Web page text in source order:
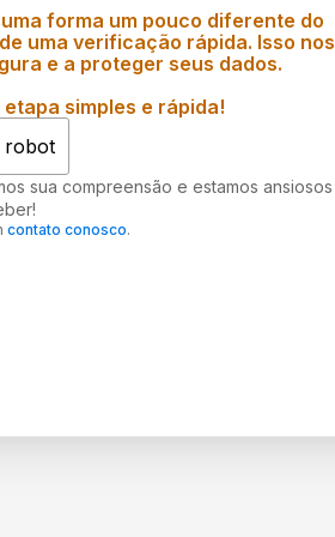
forma um pouco diferente do
uma verificação rápida. Isso nos
e a proteger seus dados.
simples e rápida!
robot
sua compreensão e estamos ansiosos
contato conosco.